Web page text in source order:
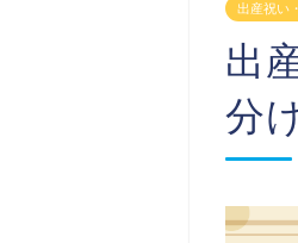
出産祝い
出
分